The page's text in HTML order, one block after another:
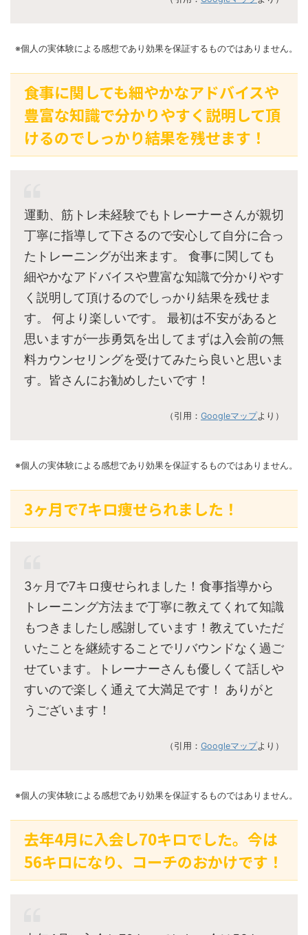
※個人の実体験による感想であり効果を保証するものではありません。
食事に関しても細やかなアドバイスや
豊富な知識で分かりやすく説明して頂
けるのでしっかり結果を残せます！
運動、筋トレ未経験でもトレーナーさんが親切
丁寧に指導して下さるので安心して自分に合っ
たトレーニングが出来ます。 食事に関しても
細やかなアドバイスや豊富な知識で分かりやす
く説明して頂けるのでしっかり結果を残せま
す。 何より楽しいです。 最初は不安があると
思いますが一歩勇気を出してまずは入会前の無
料カウンセリングを受けてみたら良いと思いま
す。皆さんにお勧めしたいです！
（引用： Googleマップより）
※個人の実体験による感想であり効果を保証するものではありません。
3ヶ月で7キロ痩せられました！
3ヶ月で7キロ痩せられました！食事指導から
トレーニング方法まで丁寧に教えてくれて知識
もつきましたし感謝しています！教えていただ
いたことを継続することでリバウンドなく過ご
せています。トレーナーさんも優しくて話しや
すいので楽しく通えて大満足です！ ありがと
うございます！
（引用： Googleマップより）
※個人の実体験による感想であり効果を保証するものではありません。
去年4月に入会し70キロでした。今は
56キロになり、コーチのおかけです！